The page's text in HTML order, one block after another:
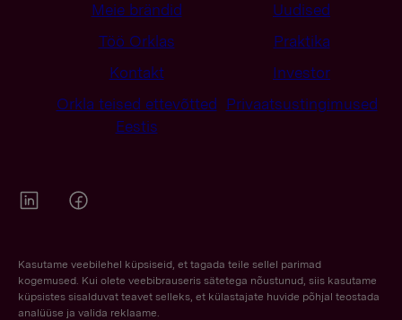
Meie brändid
Uudised
Töö Orklas
Praktika
Kontakt
Investor
Orkla teised ettevõtted
Eestis
Privaatsustingimused
Kasutame veebilehel küpsiseid, et tagada teile sellel parimad
kogemused. Kui olete veebibrauseris sätetega nõustunud, siis kasutame
küpsistes sisalduvat teavet selleks, et külastajate huvide põhjal teostada
analüüse ja valida reklaame.